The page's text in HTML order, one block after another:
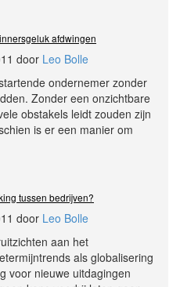
afdwingen
door Leo Bolle
ondernemer zonder
Zonder een onzichtbare
obstakels leidt zouden zijn
is er een manier om
tussen bedrijven?
door Leo Bolle
aan het
als globalisering
voor nieuwe uitdagingen